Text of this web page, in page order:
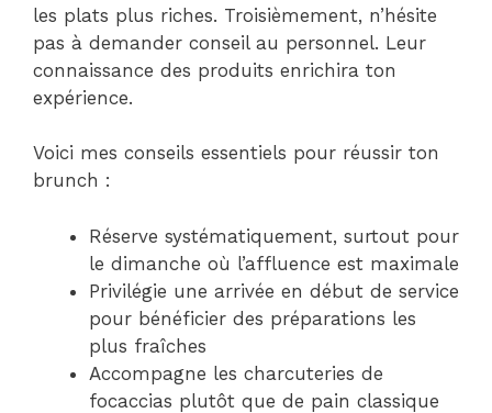
les plats plus riches. Troisièmement, n’hésite
pas à demander conseil au personnel. Leur
connaissance des produits enrichira ton
expérience.
Voici mes conseils essentiels pour réussir ton
brunch :
Réserve systématiquement, surtout pour
le dimanche où l’affluence est maximale
Privilégie une arrivée en début de service
pour bénéficier des préparations les
plus fraîches
Accompagne les charcuteries de
focaccias plutôt que de pain classique